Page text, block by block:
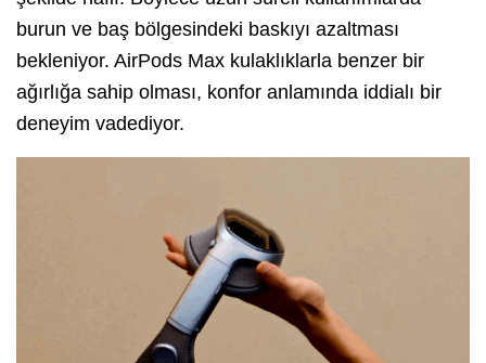
burun ve baş bölgesindeki baskıyı azaltması
bekleniyor. AirPods Max kulaklıklarla benzer bir
ağırlığa sahip olması, konfor anlamında iddialı bir
deneyim vadediyor.